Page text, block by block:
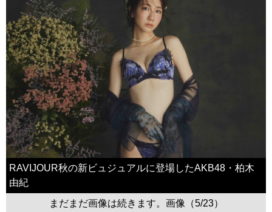
RAVIJOUR秋の新ビュジュアルに登場したAKB48・柏木
由紀
まだまだ画像は続きます。画像（5/23）